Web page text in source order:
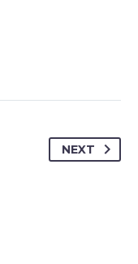
NEXT